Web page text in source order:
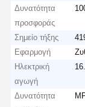
Δυνατότητα
προσφοράς
Σημείο τήξης
Εφαρμογή
Ηλεκτρική
αγωγή
Δυνατότητα